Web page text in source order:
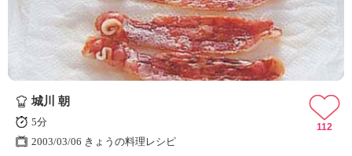
城川 朝
5分
2003/03/06 きょうの料理レシピ
112